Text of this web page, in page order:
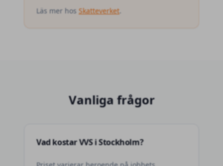
Läs mer hos Skatteverket.
Vanliga frågor
Vad kostar VVS i Stockholm?